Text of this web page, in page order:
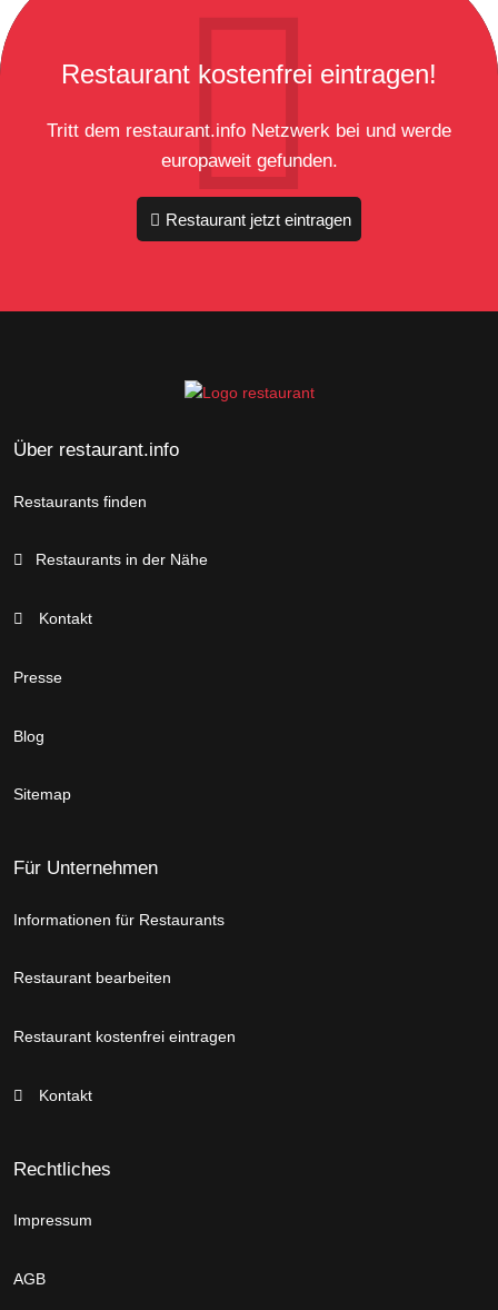
Restaurant kostenfrei eintragen!
Tritt dem restaurant.info Netzwerk bei und werde
europaweit gefunden.
Restaurant jetzt eintragen
Über restaurant.info
Restaurants finden
Restaurants in der Nähe
Kontakt
Presse
Blog
Sitemap
Für Unternehmen
Informationen für Restaurants
Restaurant bearbeiten
Restaurant kostenfrei eintragen
Kontakt
Rechtliches
Impressum
AGB